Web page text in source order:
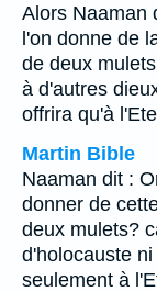
Alors Naaman
l'on donne de
de deux
à d'autres
offrira qu'à
Martin Bible
Naaman dit :
donner de
deux mulets?
d'holocauste
seulement à